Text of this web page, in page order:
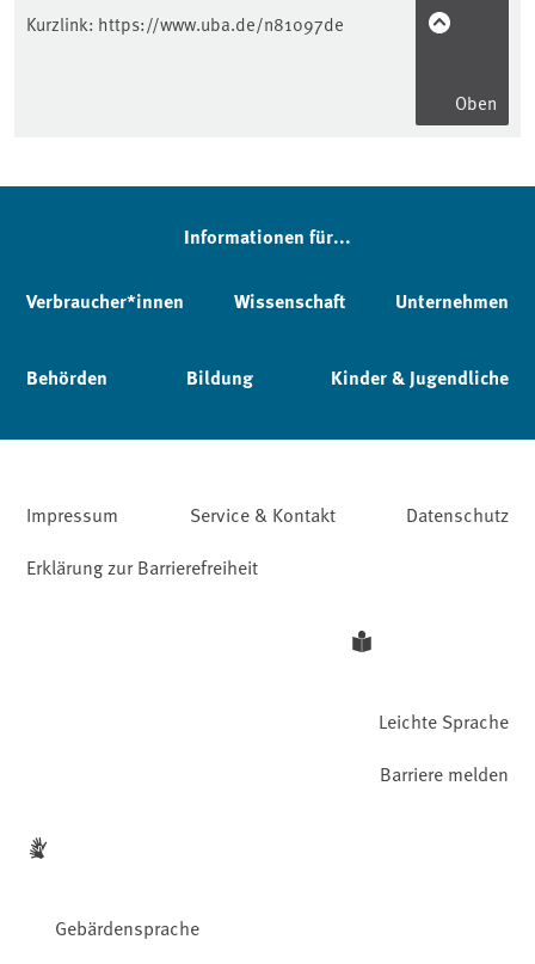
Kurzlink: https://www.uba.de/n81097de
Oben
Informationen für...
Verbraucher*innen Wissenschaft Unternehmen
Behörden Bildung Kinder & Jugendliche
Impressum Service & Kontakt
Datenschutz
Erklärung zur Barrierefreiheit
Leichte Sprache
Gebärdensprache
Barriere melden